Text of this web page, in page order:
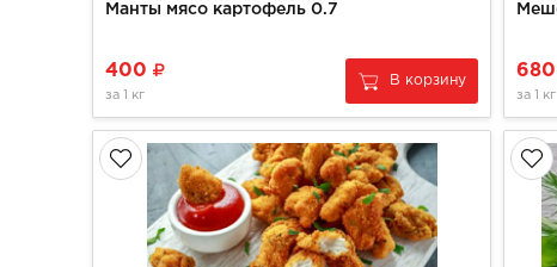
Манты мясо картофель 0.7
400
за 1 кг
В корзину
680
за 1 кг